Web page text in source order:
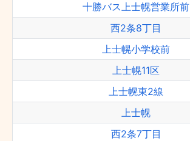
十勝バス上士幌営業所前
西2条8丁目
上士幌小学校前
上士幌11区
上士幌東2線
上士幌
西2条7丁目